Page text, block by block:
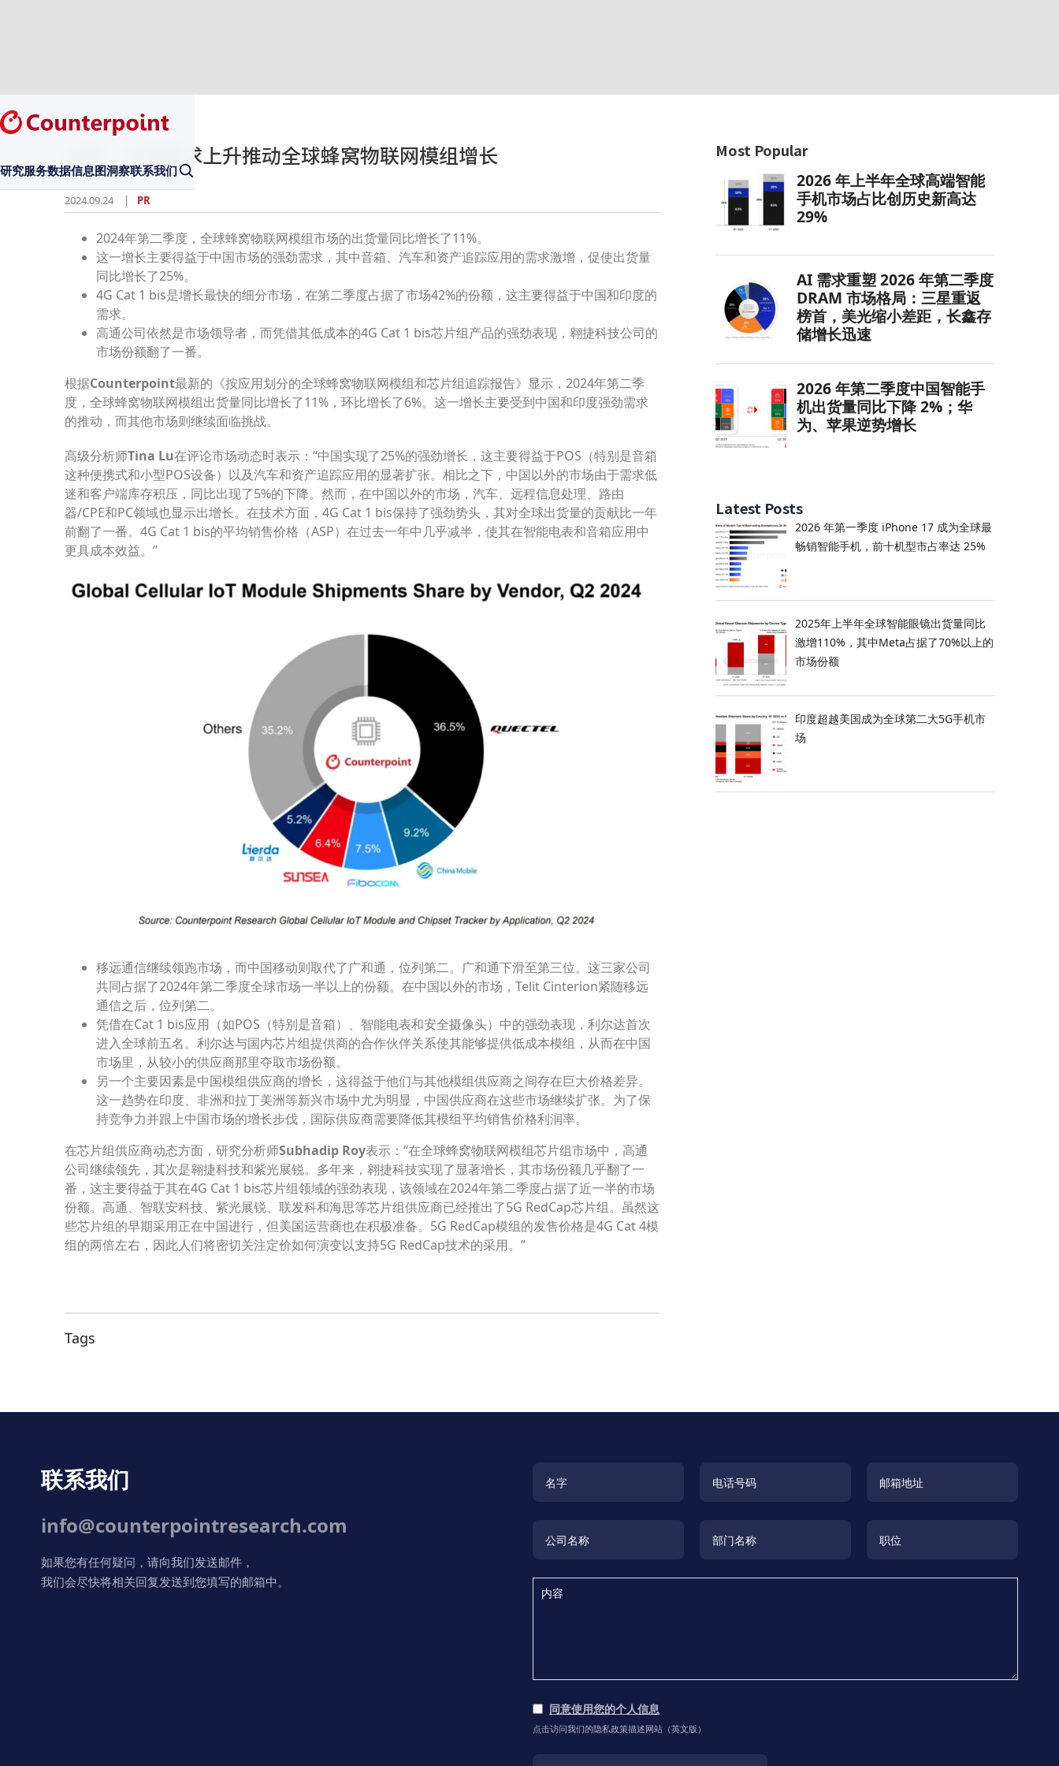
研究服务数据信息图洞察联系我们
中国、印度需求上升推动全球蜂窝物联网模组增长
2024.09.24 PR
2024年第二季度，全球蜂窝物联网模组市场的出货量同比增长了11%。
这一增长主要得益于中国市场的强劲需求，其中音箱、汽车和资产追踪应用的需求激增，促使出货量
同比增长了25%。
4G Cat 1 bis是增长最快的细分市场，在第二季度占据了市场42%的份额，这主要得益于中国和印度的
需求。
高通公司依然是市场领导者，而凭借其低成本的4G Cat 1 bis芯片组产品的强劲表现，翱捷科技公司的
市场份额翻了一番。
根据Counterpoint最新的《按应用划分的全球蜂窝物联网模组和芯片组追踪报告》显示，2024年第二季
度，全球蜂窝物联网模组出货量同比增长了11%，环比增长了6%。这一增长主要受到中国和印度强劲需求
的推动，而其他市场则继续面临挑战。
高级分析师Tina Lu在评论市场动态时表示：“中国实现了25%的强劲增长，这主要得益于POS（特别是音箱
这种便携式和小型POS设备）以及汽车和资产追踪应用的显著扩张。相比之下，中国以外的市场由于需求低
迷和客户端库存积压，同比出现了5%的下降。然而，在中国以外的市场，汽车、远程信息处理、路由
器/CPE和PC领域也显示出增长。在技术方面，4G Cat 1 bis保持了强劲势头，其对全球出货量的贡献比一年
前翻了一番。4G Cat 1 bis的平均销售价格（ASP）在过去一年中几乎减半，使其在智能电表和音箱应用中
更具成本效益。”
移远通信继续领跑市场，而中国移动则取代了广和通 ，位列第二。广和通下滑至第三位。这三家公司
共同占据了2024年第二季度全球市场一半以上的份额。在中国以外的市场， Telit Cinterion紧随移远
通信之后，位列第二。
凭借在Cat 1 bis应用（如POS（特别是音箱）、智能电表和安全摄像头）中的强劲表现，利尔达首次
进入全球前五名。利尔达与国内芯片组提供商的合作伙伴关系使其能够提供低成本模组，从而在中国
市场里，从较小的供应商那里夺取市场份额。
另一个主要因素是中国模组供应商的增长，这得益于他们与其他模组供应商之间存在巨大价格差异。
这一趋势在印度、非洲和拉丁美洲等新兴市场中尤为明显，中国供应商在这些市场继续扩张。为了保
持竞争力并跟上中国市场的增长步伐，国际供应商需要降低其模组平均销售价格利润率。
在芯片组供应商动态方面，研究分析师Subhadip Roy表示：“在全球蜂窝物联网模组芯片组市场中，高通
公司继续领先，其次是翱捷科技和紫光展锐。多年来，翱捷科技实现了显著增长，其市场份额几乎翻了一
番，这主要得益于其在4G Cat 1 bis芯片组领域的强劲表现，该领域在2024年第二季度占据了近一半的市场
份额。高通、智联安科技、 紫光展锐、联发科和海思等芯片组供应商已经推出了5G RedCap芯片组。虽然这
些芯片组的早期采用正在中国进行，但美国运营商也在积极准备。5G RedCap模组的发售价格是4G Cat 4模
组的两倍左右，因此人们将密切关注定价如何演变以支持5G RedCap技术的采用。”
Tags
Most Popular
Latest Posts
2026 年第一季度 iPhone 17 成为全球最
畅销智能手机，前十机型市占率达 25%
2025年上半年全球智能眼镜出货量同比
激增110%，其中Meta占据了70%以上的
市场份额
印度超越美国成为全球第二大5G手机市
场
联系我们
info@counterpointresearch.com
如果您有任何疑问，请向我们发送邮件，
我们会尽快将相关回复发送到您填写的邮箱中。
同意使用您的个人信息
点击访问我们的隐私政策描述网站（英文版）